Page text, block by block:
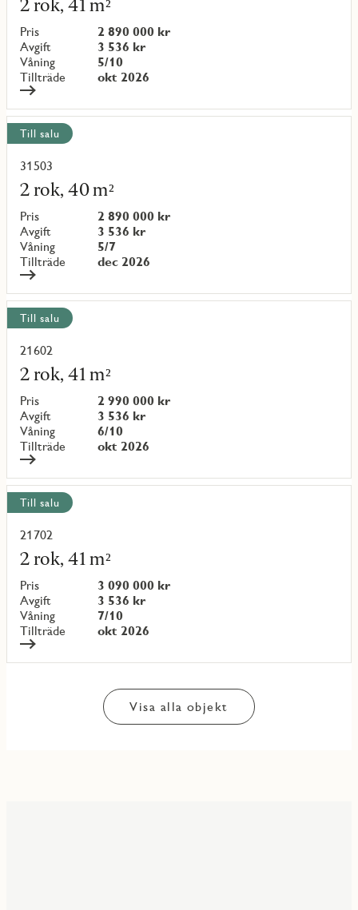
2 rok, 41 m²
Pris
2 890 000 kr
Avgift
3 536 kr
Våning
5/10
Tillträde
okt 2026
om
objekt
{objectNumber}
Till salu
31503
2 rok, 40 m²
Pris
2 890 000 kr
Avgift
3 536 kr
Våning
5/7
Tillträde
dec 2026
Läs
mer
om
objekt
{objectNumber}
Till salu
21602
2 rok, 41 m²
Pris
2 990 000 kr
Avgift
3 536 kr
Våning
6/10
Tillträde
okt 2026
Läs
mer
om
objekt
{objectNumber}
Till salu
21702
2 rok, 41 m²
Pris
3 090 000 kr
Avgift
3 536 kr
Våning
7/10
Tillträde
okt 2026
Läs
mer
om
objekt
{objectNumber}
Visa alla objekt